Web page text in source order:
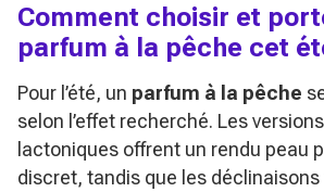
Comment choisir et
parfum à la pêche cet
Pour l’été, un parfum à la pêche
selon l’effet recherché. Les
lactoniques offrent un rendu peau
discret, tandis que les